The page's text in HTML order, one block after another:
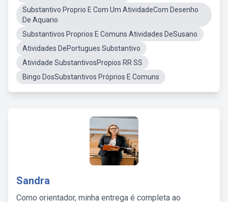
Substantivo Proprio E Com Um AtividadeCom Desenho
De Aquario
Substantivos Proprios E Comuns Atividades DeSusano
Atividades DePortugues Substantivo
Atividade SubstantivosPropios RR SS
Bingo DosSubstantivos Próprios E Comuns
Sandra
Como orientador, minha entrega é completa ao